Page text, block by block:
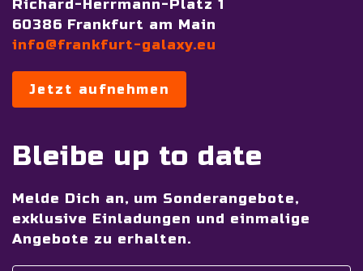
Richard-Herrmann-Platz 1
60386 Frankfurt am Main
info@frankfurt-galaxy.eu
Jetzt aufnehmen
Bleibe up to date
Melde Dich an, um Sonderangebote,
exklusive Einladungen und einmalige
Angebote zu erhalten.